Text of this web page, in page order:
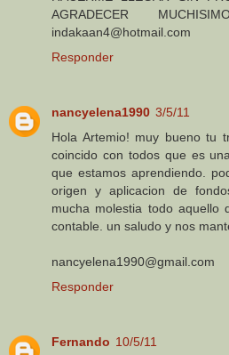
AGRADECER
indakaan4@hotmail.com
Responder
nancyelena1990 3/5/11
Hola Artemio! muy bueno tu
coincido con todos que es
que estamos aprendiendo.
origen y aplicacion de
mucha molestia todo aquello
contable. un saludo y nos
nancyelena1990@gmail.com
Responder
Fernando 10/5/11